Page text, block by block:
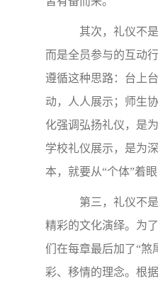
其次，礼仪不是
而是全员参与的互动
遵循这种思路：台上
动，人人展示；师生
化强调弘扬礼仪，是
学校礼仪展示，是为
本，就要从“个体”着
第三，礼仪不
精彩的文化演绎。为
们在每章最后加了“煞
彩、移情的理念。根